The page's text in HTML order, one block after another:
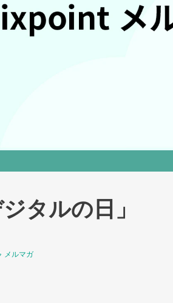
タルの日」
メルマガ